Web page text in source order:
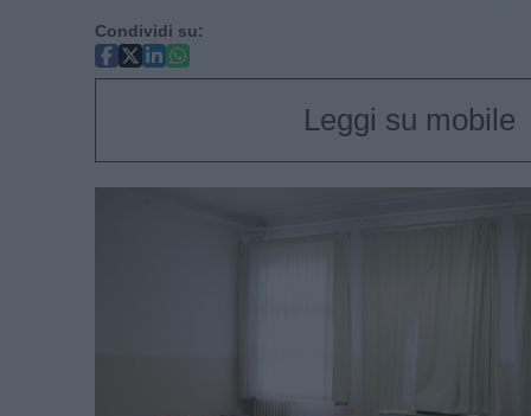
Condividi su:
Leggi su mobile